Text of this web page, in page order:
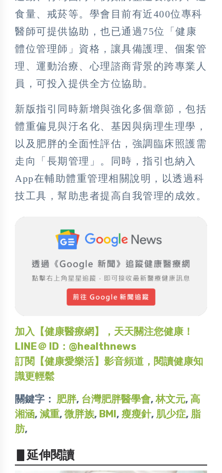
食量、戒菸等。學會目前有近400位專科
醫師可提供協助，也已通過75位「健康
體位管理師」資格，讓具備護理、個案管
理、運動治療、心理諮商背景的跨專業人
員，可投入提供全方位協助。
新版指引同時新增與強化多個章節，包括
體重偏見與汙名化、基因與病理生理學，
以及肥胖的全面性評估，強調臨床照護需
走向「長期管理」。同時，指引也納入
App在輔助體重管理相關說明，以透過科
技工具，幫助患者提高自我管理的成效。
加入【健康醫療網】，天天關注您健康！
LINE＠ ID：@healthnews
訂閱【健康愛樂活】影音頻道，閱讀健康知
識更輕鬆
關鍵字： 肥胖, 台灣肥胖醫學會,林文元, 高
湘涵, 減重, 微胖族, BMI, 瘦瘦針, 肌少症, 脂
肪,
▋延伸閱讀